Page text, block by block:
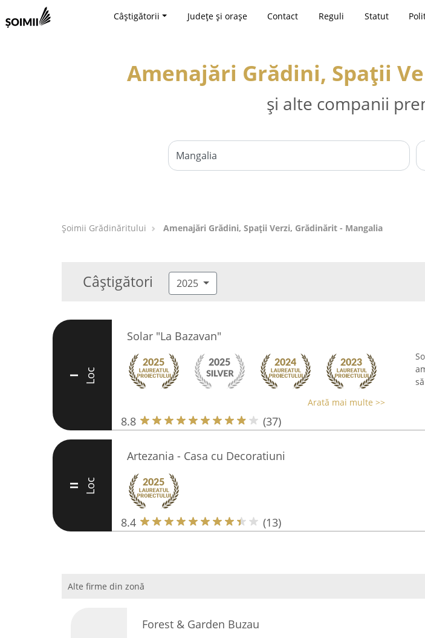
Câștigătorii Județe și orașe Contact Reguli Statut
Amenajări Grădini, Spații
și alte companii
Șoimii Grădinăritului Amenajări Grădini, Spații Verzi, Grădinărit - Mangalia
Câștigători 2025
I Loc
Solar "La Bazavan"
Arată mai multe >>
8.8 (37)
II Loc
Artezania - Casa cu Decoratiuni
8.4 (13)
Alte firme din zonă
Forest & Garden Buzau